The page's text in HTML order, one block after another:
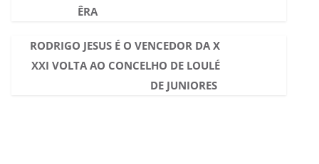
ÊRA
RODRIGO JESUS É O VENCEDOR DA X
XXI VOLTA AO CONCELHO DE LOULÉ
DE JUNIORES